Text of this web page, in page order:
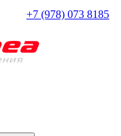
+7 (978) 073 8185